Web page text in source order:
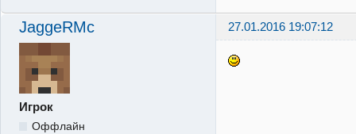
JaggeRMc 27.01.2016 19:07:12
Игрок
Оффлайн